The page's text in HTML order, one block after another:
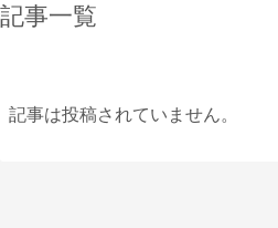
記事一覧
記事は投稿されていません。